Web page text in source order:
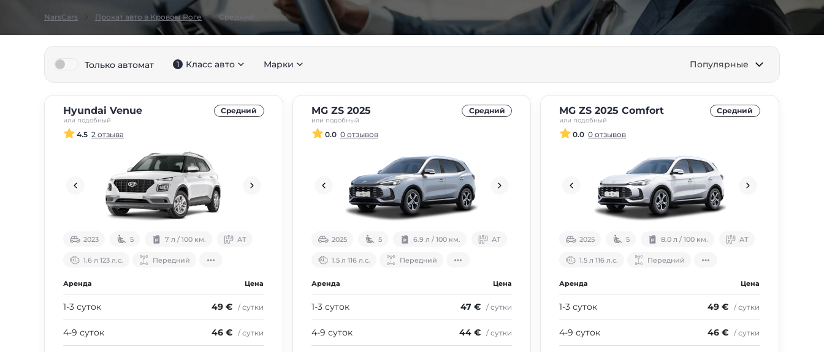
NarsCars Прокат авто в Кровом Роге Средний
Только автомат 1 Класс авто Марки Популярные
Hyundai Venue
или подобный
Средний
4.5 2 отзыва
2023 5 7 л / 100 км. АТ
1.6 л 123 л.с. Передний
Аренда Цена
1-3 суток 49 € / сутки
4-9 суток 46 € / сутки
MG ZS 2025
или подобный
Средний
0.0 0 отзывов
2025 5 6.9 л / 100 км. АТ
1.5 л 116 л.с. Передний
Аренда Цена
1-3 суток 47 € / сутки
4-9 суток 44 € / сутки
MG ZS 2025 Comfort
или подобный
Средний
0.0 0 отзывов
2025 5 8.0 л / 100 км. АТ
1.5 л 116 л.с. Передний
Аренда Цена
1-3 суток 49 € / сутки
4-9 суток 46 € / сутки